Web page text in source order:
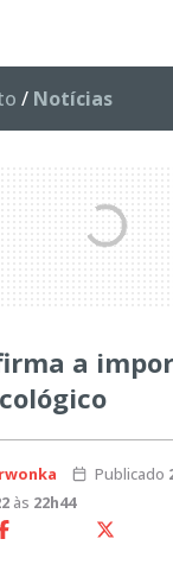
/ Notícias
a
Publicado
às 22h44